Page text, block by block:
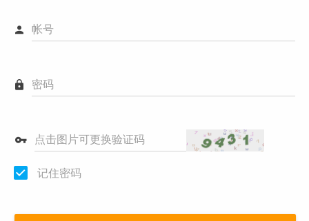
帐号
密码
点击图片可更换验证码
记住密码